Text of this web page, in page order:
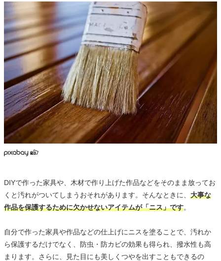
DIYで作った家具や、木材で作り上げた作品などをそのまま放ってお
くと汚れがついてしまうおそれがあります。そんなときに、 大事な
作品を保護するために欠かせないアイテムが「ニス」です。
自分で作った家具や作品などの仕上げにニスを塗ることで、汚れか
ら保護するだけでなく、防虫・防カビの効果も得られ、撥水性も高
まります。さらに、見た目にも美しくつやを出すこともできるの